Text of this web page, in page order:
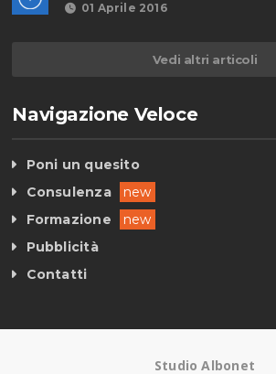
01 Aprile 2016
Vedi altri articoli
Navigazione Veloce
Poni un quesito
Consulenza
new
Formazione
new
Pubblicità
Contatti
Studio Albonet